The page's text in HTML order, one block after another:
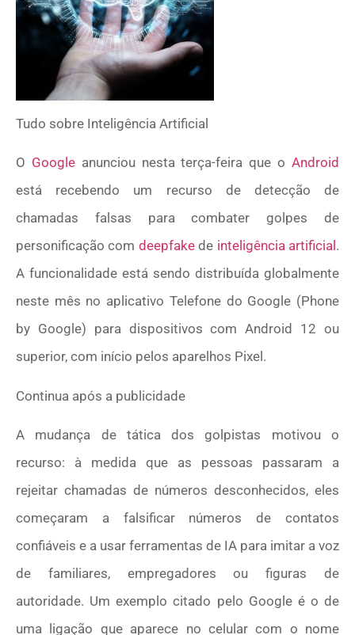
Tudo sobre Inteligência Artificial
O Googleanunciou nesta terça-feira que oAndroid
está recebendo um recurso de detecção de
chamadas falsas para combater golpes de
personificação com deepfakede inteligência artificial .
A funcionalidade está sendo distribuída globalmente
neste mês no aplicativo Telefone do Google (Phone
by Google) para dispositivos com Android 12 ou
superior, com início pelos aparelhos Pixel.
Continua após a publicidade
A mudança de tática dos golpistas motivou o
recurso: à medida que as pessoas passaram a
rejeitar chamadas de números desconhecidos, eles
começaram a falsificar números de contatos
confiáveis e a usar ferramentas de IA para imitar a voz
de familiares, empregadores ou figuras de
autoridade. Um exemplo citado pelo Google é o de
uma ligação que aparece no celular com o nome